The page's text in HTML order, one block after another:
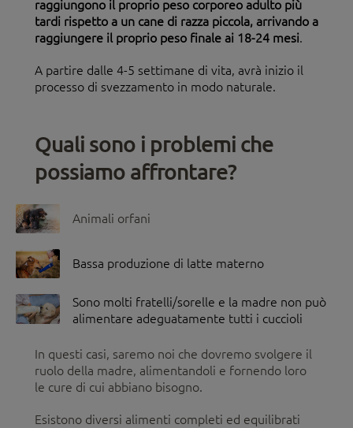
raggiungono il proprio peso corporeo adulto più
tardi rispetto a un cane di razza piccola, arrivando a
raggiungere il proprio peso finale ai 18-24 mesi
A partire dalle 4-5 settimane di vita, avrà inizio il
processo di svezzamento in modo naturale.
Quali sono i problemi che
possiamo affrontare?
Animali orfani
Bassa produzione di latte materno
Sono molti fratelli/sorelle e la madre non può
alimentare adeguatamente tutti i cuccioli
In questi casi, saremo noi che dovremo svolgere il
ruolo della madre, alimentandoli e fornendo loro
le cure di cui abbiano bisogno.
Esistono diversi alimenti completi ed equilibrati